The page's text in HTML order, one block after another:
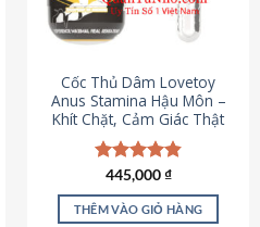
Cốc Thủ Dâm Lovetoy
Anus Stamina Hậu Môn –
Khít Chặt, Cảm Giác Thật
Được xếp
hạng4.84
5 sao
445,000₫
THÊM VÀO GIỎ HÀNG